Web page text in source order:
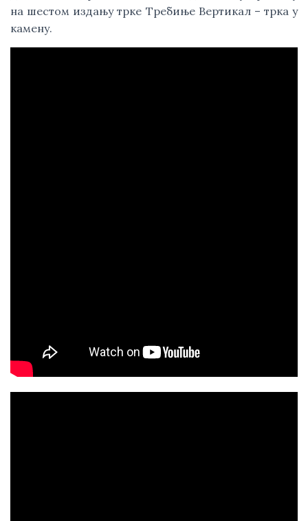
на шестом издању трке Требиње Вертикал – трка у
камену.